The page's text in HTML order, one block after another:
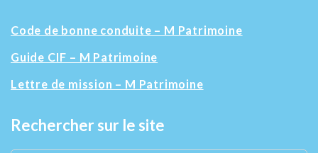
Code de bonne conduite – M Patrimoine
Guide CIF – M Patrimoine
Lettre de mission – M Patrimoine
Rechercher sur le site